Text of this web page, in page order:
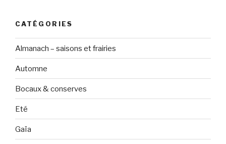
CATÉGORIES
Almanach – saisons et frairies
Automne
Bocaux & conserves
Eté
Gaïa